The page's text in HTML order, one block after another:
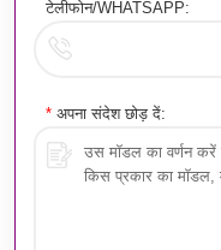
टेलीफोन/WHATSAPP:
* अपना संदेश छोड़ दें: